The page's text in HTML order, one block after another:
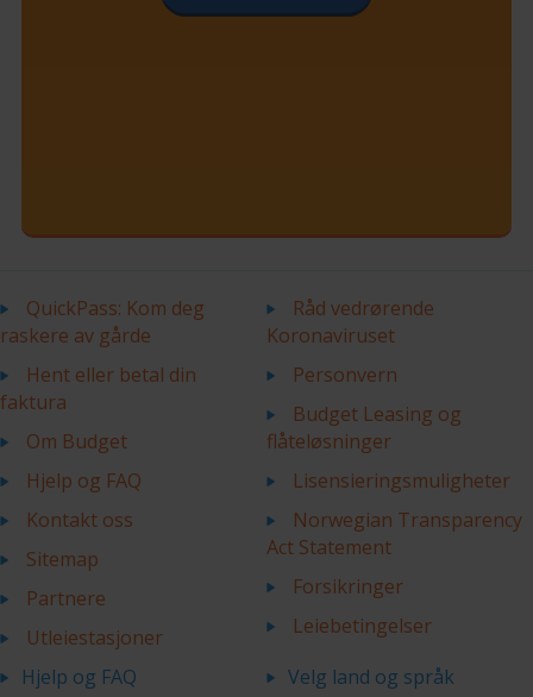
QuickPass: Kom deg
raskere av gårde
Hent eller betal din
faktura
Om Budget
Hjelp og FAQ
Kontakt oss
Sitemap
Partnere
Utleiestasjoner
Råd vedrørende
Koronaviruset
Personvern
Budget Leasing og
flåteløsninger
Lisensieringsmuligheter
Norwegian Transparency
Act Statement
Forsikringer
Leiebetingelser
Hjelp og FAQ
Velg land og språk